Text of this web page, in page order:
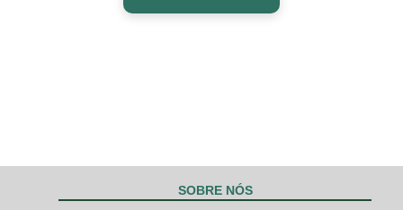
SOBRE NÓS